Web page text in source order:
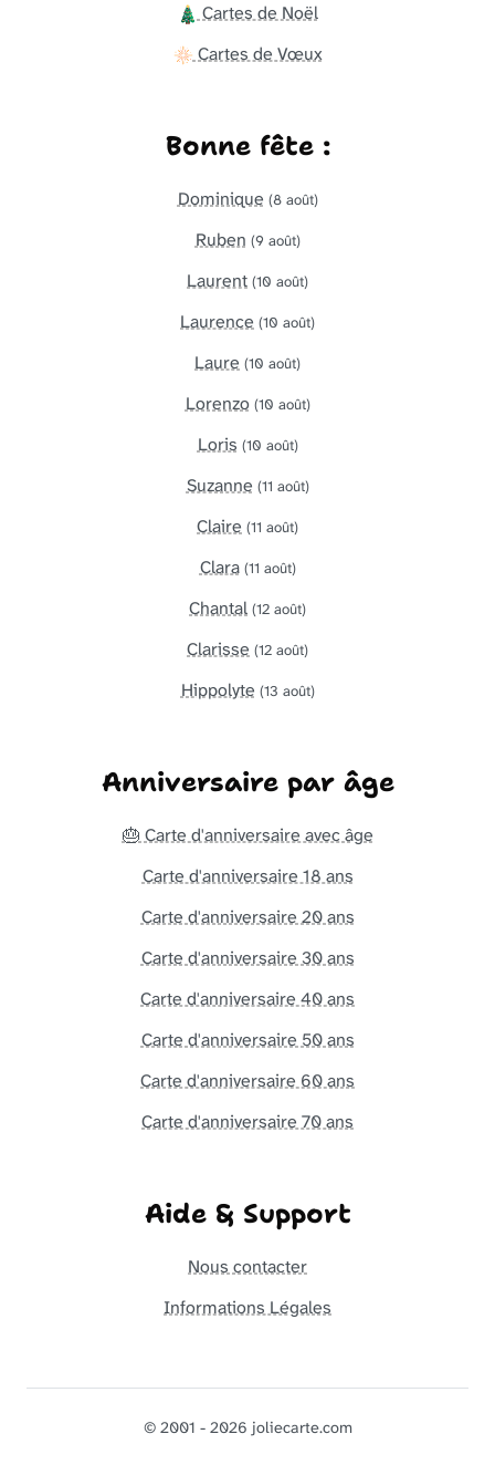
Cartes de Noël
Cartes de Vœux
Bonne fête :
Dominique (8 août)
Ruben (9 août)
Laurent (10 août)
Laurence (10 août)
Laure (10 août)
Lorenzo (10 août)
Loris (10 août)
Suzanne (11 août)
Claire (11 août)
Clara (11 août)
Chantal (12 août)
Clarisse (12 août)
Hippolyte (13 août)
Anniversaire par âge
🎂 Carte d'anniversaire avec âge
Carte d'anniversaire 18 ans
Carte d'anniversaire 20 ans
Carte d'anniversaire 30 ans
Carte d'anniversaire 40 ans
Carte d'anniversaire 50 ans
Carte d'anniversaire 60 ans
Carte d'anniversaire 70 ans
Aide & Support
Nous contacter
Informations Légales
© 2001 - 2026 joliecarte.com